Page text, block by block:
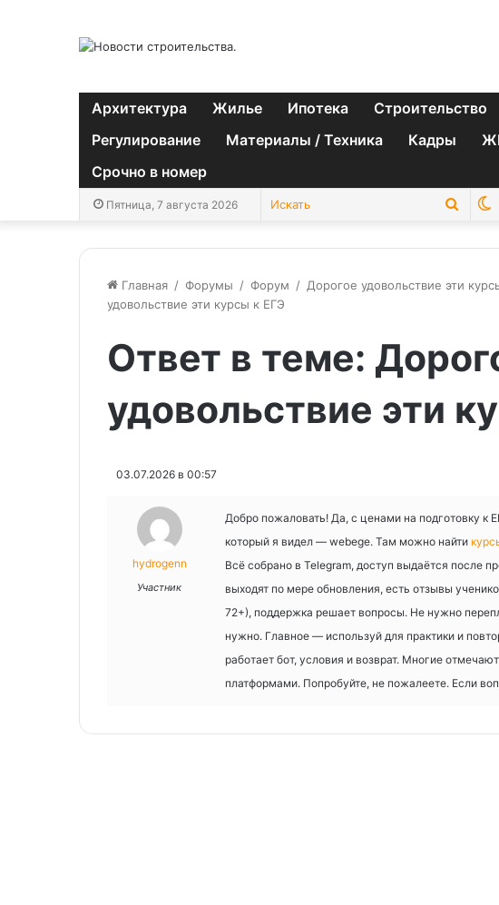
Архитектура Жилье Ипотека Строительство
Регулирование
Материалы / Техника Кадры
Срочно в номер
Пятница, 7 августа 2026 Искать
Главная / Форумы / Форум / Дорогое удовольствие эти
удовольствие эти курсы к ЕГЭ
Ответ в теме:
удовольствие эти
03.07.2026 в 00:57
hydrogenn
Участник
Добро пожаловать! Да, с ценами на подготовку к
который я видел — webege. Там можно найти
Всё собрано в Telegram, доступ выдаётся после
выходят по мере обновления, есть отзывы
72+), поддержка решает вопросы. Не нужно
нужно. Главное — используй для практики и
работает бот, условия и возврат. Многие
платформами. Попробуйте, не пожалеете. Если